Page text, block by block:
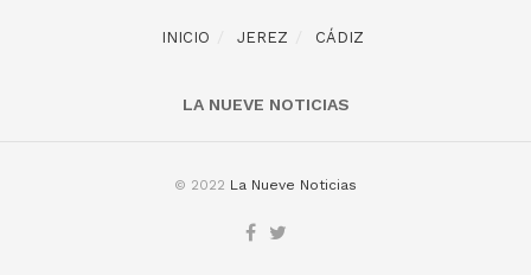
INICIO JEREZ CÁDIZ
LA NUEVE NOTICIAS
© 2022 La Nueve Noticias